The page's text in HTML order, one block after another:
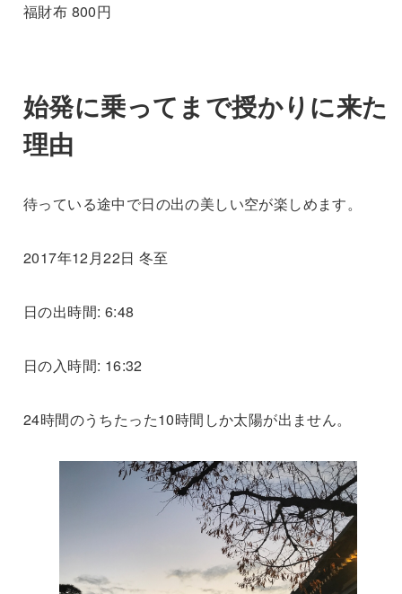
福財布 800円
始発に乗ってまで授かりに来た
理由
待っている途中で日の出の美しい空が楽しめます。
2017年12月22日 冬至
日の出時間: 6:48
日の入時間: 16:32
24時間のうちたった10時間しか太陽が出ません。